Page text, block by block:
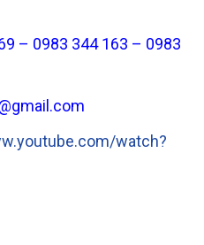
– 0983 344 163 – 0983
watch?